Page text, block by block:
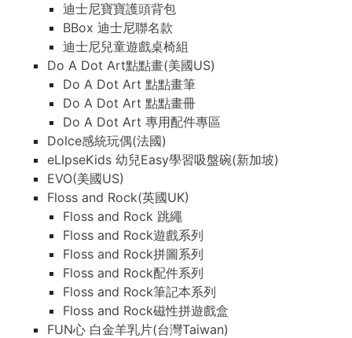
迪士尼寶寶護頭背包
BBox 迪士尼聯名款
迪士尼兒童遊戲桌椅組
Do A Dot Art點點畫(美國US)
Do A Dot Art 點點畫筆
Do A Dot Art 點點畫冊
Do A Dot Art 專用配件專區
Dolce感統玩偶(法國)
eLIpseKids 幼兒Easy學習吸盤碗(新加坡)
EVO(美國US)
Floss and Rock(英國UK)
Floss and Rock 跳繩
Floss and Rock遊戲系列
Floss and Rock拼圖系列
Floss and Rock配件系列
Floss and Rock筆記本系列
Floss and Rock磁性拼遊戲盒
FUN心 白金羊乳片(台灣Taiwan)